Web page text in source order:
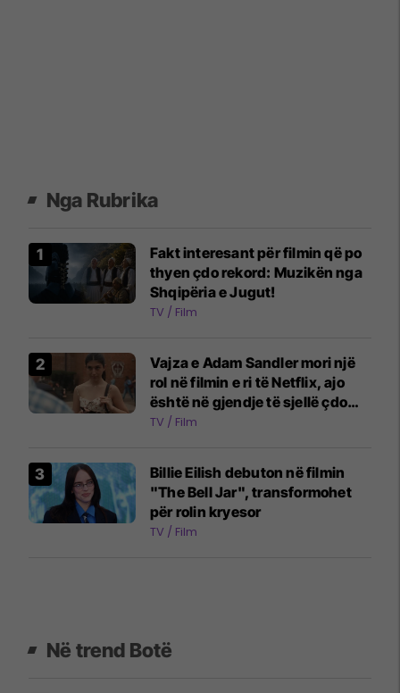
Nga Rubrika
Fakt interesant për filmin që po
thyen çdo rekord: Muzikën nga
Shqipëria e Jugut!
TV / Film
Vajza e Adam Sandler mori një
rol në filmin e ri të Netflix, ajo
është në gjendje të sjellë çdo
emocion
TV / Film
Billie Eilish debuton në filmin
"The Bell Jar", transformohet
për rolin kryesor
TV / Film
Në trend Botë